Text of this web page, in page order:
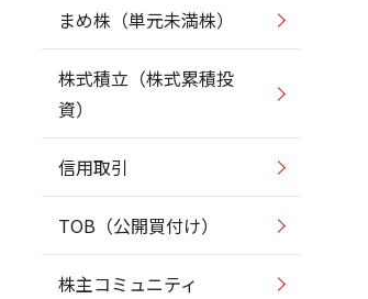
まめ株（単元未満株）
株式積立（株式累積投
資）
信用取引
TOB（公開買付け）
株主コミュニティ